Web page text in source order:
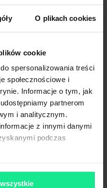
O plikach cookies
cookie
spersonalizowania treści
społecznościowe i
Informacje o tym, jak
partnerom
i analitycznym.
z innymi danymi
podczas
100m (do 3 min)
900m (do 10 min)
26m (do 3 min)